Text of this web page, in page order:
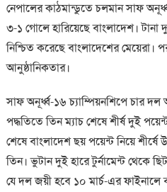
নেপালের কাঠমান্ডুতে চলমান সাফ
৩-১ গোলে হারিয়েছে বাংলাদেশ। টানা
নিশ্চিত করেছে বাংলাদেশের মেয়েরা।
আনুষ্ঠানিকতার।
সাফ অনূর্ধ্ব-১৬ চ্যাম্পিয়নশিপে চার
পদ্ধতিতে তিন ম্যাচ শেষে শীর্ষ দুই
শেষে বাংলাদেশ ছয় পয়েন্ট নিয়ে
তিন। ভুটান দুই হারে টুর্নামেন্ট থেকে
যে দল জয়ী হবে ১০ মার্চ-এর ফাইনালে